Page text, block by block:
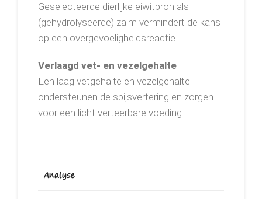
Geselecteerde dierlijke eiwitbron als
(gehydrolyseerde) zalm vermindert de kans
op een overgevoeligheidsreactie.
Verlaagd vet- en vezelgehalte
Een laag vetgehalte en vezelgehalte
ondersteunen de spijsvertering en zorgen
voor een licht verteerbare voeding.
Analyse